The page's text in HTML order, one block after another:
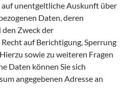
auf unentgeltliche Auskunft über
Daten, deren
Zweck der
auf Berichtigung, Sperrung
sowie zu weiteren Fragen
Daten können Sie sich
angegebenen Adresse an